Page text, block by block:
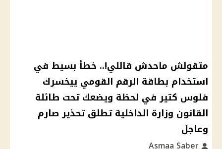
متقولش ماحدش قاللي!.. خطأ بسيط في
استخدام بطاقة الرقم القومي ييخسرك
فلوس كتير في لحظة ويضعك تحت طائلة
القانون وزارة الداخلية تطلق تحذير صارم
وعاجل